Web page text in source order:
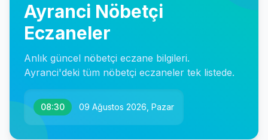
Ayranci Nöbetçi
Eczaneler
Anlık güncel nöbetçi eczane bilgileri.
Ayranci'deki tüm nöbetçi eczaneler tek listede.
08:30 09 Ağustos 2026, Pazar